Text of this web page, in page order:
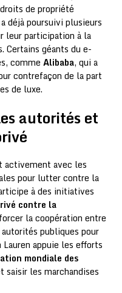
de propriété
déjà poursuivi plusieurs
leur participation à la
géants du e-
comme Alibaba, qui a
contrefaçon de la part
de luxe.
autorités et
activement avec les
pour lutter contre la
à des initiatives
contre la
la coopération entre
publiques pour
appuie les efforts
mondiale des
saisir les marchandises